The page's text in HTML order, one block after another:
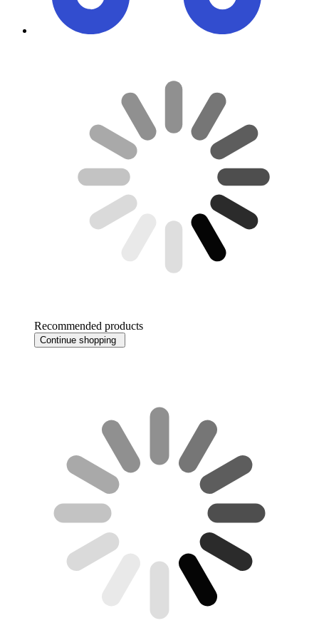
Recommended products
Continue shopping